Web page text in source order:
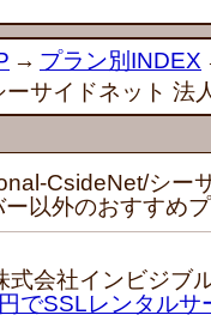
→ プラン別INDEX
サイドネット 法
CsideNet/シー
ー以外のおすすめ
式会社インビジブ
でSSLレンタルサ